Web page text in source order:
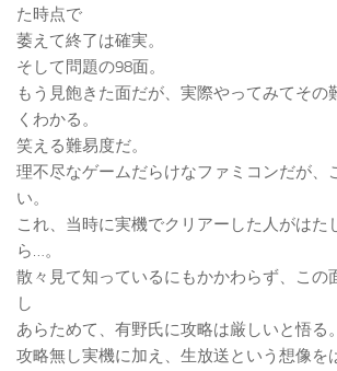
た時点で
萎えて終了は確実。
そして問題の98面。
もう見飽きた面だが、実際やってみてその
くわかる。
笑える難易度だ。
理不尽なゲームだらけなファミコンだが、
い。
これ、当時に実機でクリアーした人がはた
ら…。
散々見て知っているにもかかわらず、この
し
あらためて、有野氏に攻略は厳しいと悟る。
攻略無し実機に加え、生放送という想像を